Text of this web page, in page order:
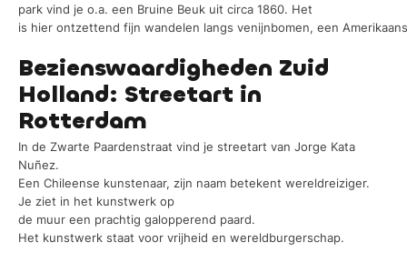
park vind je o.a. een Bruine Beuk uit circa 1860. Het
is hier ontzettend fijn wandelen langs venijnbomen, een
Bezienswaardigheden Zuid
Holland: Streetart in
Rotterdam
In de Zwarte Paardenstraat vind je streetart van Jorge Kata
Nuñez.
Een Chileense kunstenaar, zijn naam betekent wereldreiziger.
Je ziet in het kunstwerk op
de muur een prachtig galopperend paard.
Het kunstwerk staat voor vrijheid en wereldburgerschap.